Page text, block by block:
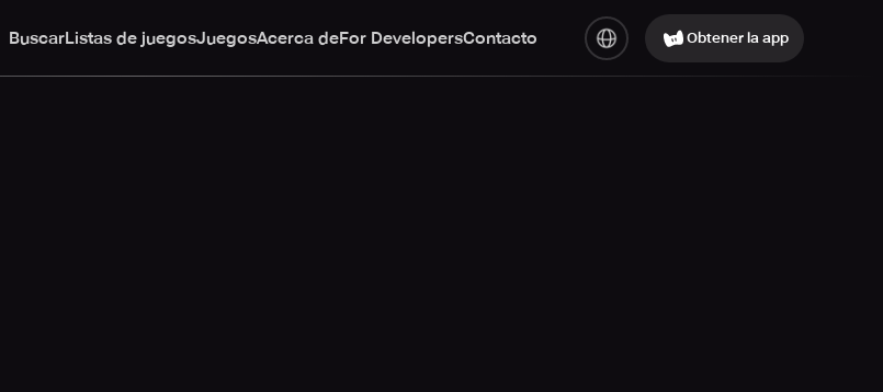
BuscarListas de juegosJuegosAcerca deFor DevelopersContacto Obtener la app